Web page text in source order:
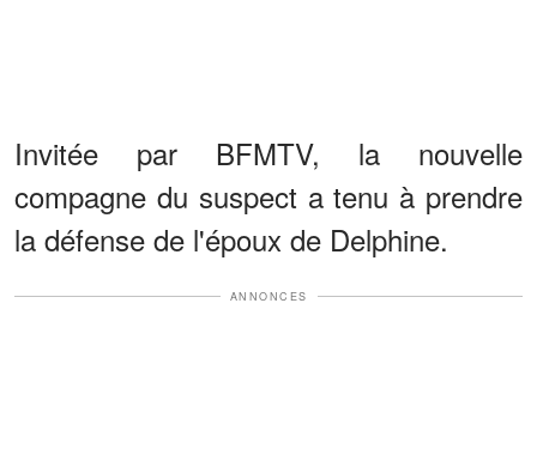
Invitée par BFMTV, la nouvelle
compagne du suspect a tenu à prendre
la défense de l'époux de Delphine.
ANNONCES